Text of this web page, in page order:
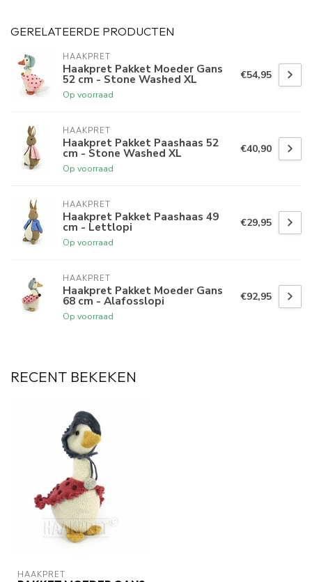
GERELATEERDE PRODUCTEN
HAAKPRET
Haakpret Pakket Moeder Gans
52 cm - Stone Washed XL
Op voorraad
€54,95
HAAKPRET
Haakpret Pakket Paashaas 52
cm - Stone Washed XL
Op voorraad
€40,90
HAAKPRET
Haakpret Pakket Paashaas 49
cm - Lettlopi
Op voorraad
€29,95
HAAKPRET
Haakpret Pakket Moeder Gans
68 cm - Alafosslopi
Op voorraad
€92,95
RECENT BEKEKEN
HAAKPRET